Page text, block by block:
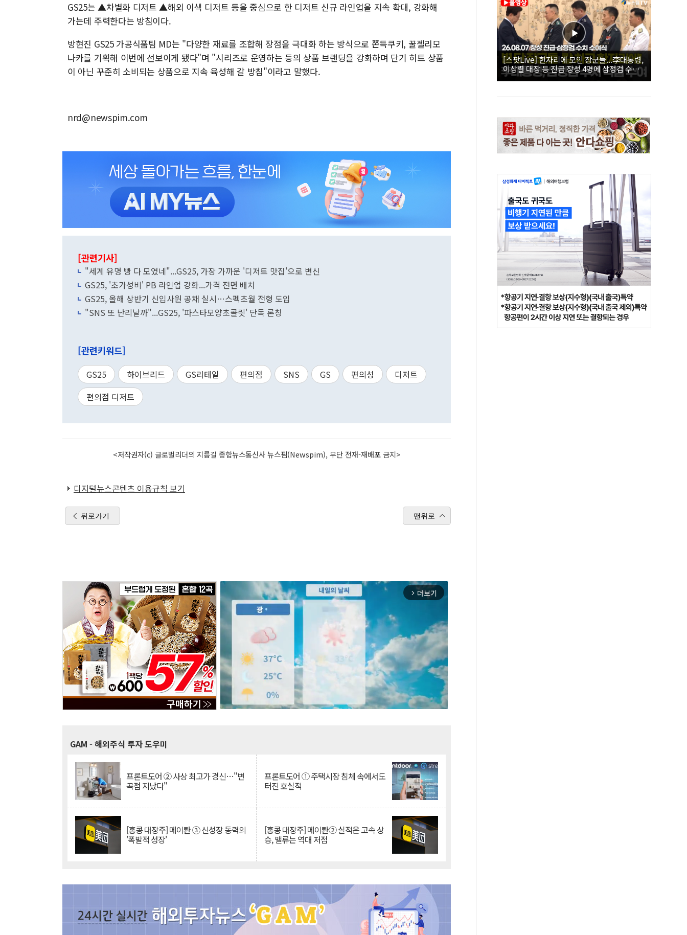
GS25는 ▲차별화 디저트 ▲해외 이색 디저트 등을 중심으로 한 디저트 신규 라인업을 지속 확대, 강화해
가는데 주력한다는 방침이다.
방현진 GS25 가공식품팀 MD는 "다양한 재료를 조합해 장점을 극대화 하는 방식으로 쫀득쿠키, 꿀젤리모
나카를 기획해 이번에 선보이게 됐다"며 "시리즈로 운영하는 등의 상품 브랜딩을 강화하며 단기 히트 상품
이 아닌 꾸준히 소비되는 상품으로 지속 육성해 갈 방침"이라고 말했다.
nrd@newspim.com
[관련기사]
"세계 유명 빵 다 모였네"...GS25, 가장 가까운 '디저트 맛집'으로 변신
GS25, '초가성비' PB 라인업 강화...가격 전면 배치
GS25, 올해 상반기 신입사원 공채 실시…스펙초월 전형 도입
"SNS 또 난리날까"...GS25, '파스타모양초콜릿' 단독 론칭
[관련키워드]
GS25 하이브리드 GS리테일 편의점 SNS GS 편의성
디저트
편의점 디저트
<저작권자(c) 글로벌리더의 지름길 종합뉴스통신사 뉴스핌(Newspim), 무단 전재-재배포 금지>
디지털뉴스콘텐츠 이용규칙 보기
뒤로가기 맨위로
arrow_forward_ios 더보기
GAM - 해외주식 투자 도우미
프론트도어 ② 사상 최고가 경신…"변
곡점 지났다"
프론트도어 ① 주택시장 침체 속에서도
터진 호실적
[홍콩 대장주] 메이퇀 ③ 신성장 동력의
'폭발적 성장'
[홍콩 대장주] 메이퇀② 실적은 고속 상
승, 밸류는 역대 저점
[스팟Live] 한자리에 모인 장군들...李대통령,
이상렬 대장 등 진급 장성 4명에 삼정검 수치
직접 수여｜26.08.07 장성 진급·삼정검 수치